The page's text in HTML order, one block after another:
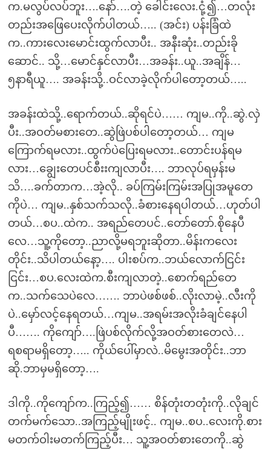
က.မလွပ်လပ်ဘူး….နော်….တဲ့ ခေါင်းလေး.ငုံ့၍…တလုံး
တည်းအဖြေပေးလိုက်ပါတယ်….. (အင်း) ပန်းခြံထဲ
က..ကားလေးမောင်းထွက်လာပီး.. အနီးဆုံး..တည်းခို
ဆောင်.. သို့…မောင်နှင်လာပီး…အခန်း..ယူ..အချိန်…
၅နာရီယူ…. အခန်းသို့..ဝင်လာခဲ့လိုက်ပါတော့တယ်…..
အခန်းထဲသို့..ရောက်တယ်..ဆိုရင်ပဲ…… ကျမ..ကို..ဆွဲ.လှဲ
ပီး..အဝတ်မစားတေ..ဆွဲဖြဲပစ်ပါတော့တယ်… ကျမ
ကြောက်ရမလား..ထွက်ပဲပြေးရမလား..တောင်းပန်ရမ
လား…ချွေးတေပင်စီးးကျလာပီး…. ဘာလုပ်ရမှန်းမ
သိ….ခက်တာက…အဲ့လို.. ခပ်ကြမ်းကြမ်းအပြုအမူတေ
ကိုပဲ… ကျမ..နှစ်သက်သလို..ခံစားနေရပါတယ်…ဟုတ်ပါ
တယ်…စပ..ထဲက.. အရည်တေပင်..တော်တော်.စိုနေပီ
လေ…သူ့ကိုတော့..ညာလို့မရဘူးဆိုတာ..မိန်းကလေး
တိုင်း..သိပါတယ်နော့…. ပါးစပ်က..ဘယ်လောက်ငြင်း
ငြင်း…စပ.လေးထဲက.စီးကျလာတဲ့..စောက်ရည်တေ
က..သက်သေပဲလေ……. ဘာပဲဖစ်ဖစ်..လိုးလာမဲ့..လီးကို
ပဲ..မှော်လင့်နေရတယ်…ကျမ..အရမ်းအလိုးခံချင်နေပါ
ပီ……. ကိုကျော်….ဖြဲပစ်လိုက်လို့အဝတ်စားတေလဲ…
ရစရာမရှိတော့….. ကိုယ်ပေါ်မှာလဲ..မိမွေးအတိုင်း..ဘာ
ဆို.ဘာမှမရှိတော့….
ဒါကို..ကိုကျော်က..ကြည့်၍…… စိန်တုံးတတုံးကို..လိုချင်
တက်မက်သော..အကြည့်မျိုးဖင့်.. ကျမ..စပ..လေးကို.စား
မတက်ဝါးမတက်ကြည့်ပီး… သူ့အဝတ်စားတေကို..ဆွဲ